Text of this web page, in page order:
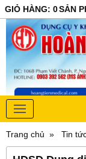
GIỎ HÀNG: 0SẢN
Trang chủ Tin